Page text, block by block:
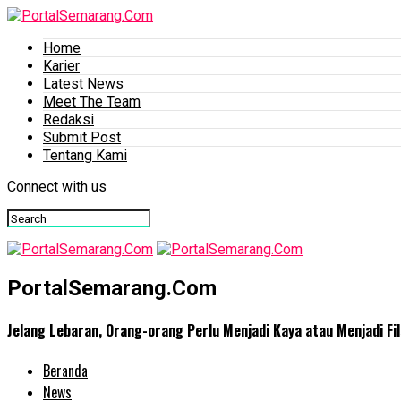
Home
Karier
Latest News
Meet The Team
Redaksi
Submit Post
Tentang Kami
Connect with us
PortalSemarang.Com
Jelang Lebaran, Orang-orang Perlu Menjadi Kaya atau Menjadi
Beranda
News